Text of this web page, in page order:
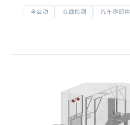
全自动 在线检测 汽车零部件